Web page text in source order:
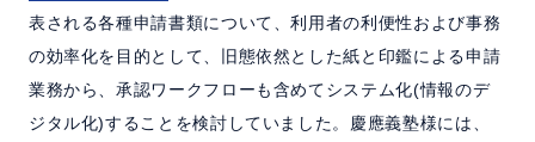
セミナー
クラウド版検討の方へ
表される各種申請書類について、利用者の利便性および事務
の効率化を目的として、旧態依然とした紙と印鑑による申請
業務から、承認ワークフローも含めてシステム化(情報のデ
ジタル化)することを検討していました。慶應義塾様には、